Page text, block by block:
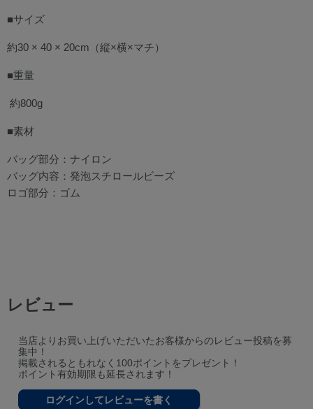
■サイズ
約30 × 40 × 20cm （縦×横×マチ）
■重量
約800g
■素材
バッグ部分：ナイロン
バッグ内容：発泡スチロールビーズ
ロゴ部分：ゴム
レビュー
当店よりお買い上げいただいたお客様からのレビュー投稿を募
集中！
掲載されるともれなく100ポイントをプレゼント！
ポイント有効期限も延長されます！
ログインしてレビューを書く